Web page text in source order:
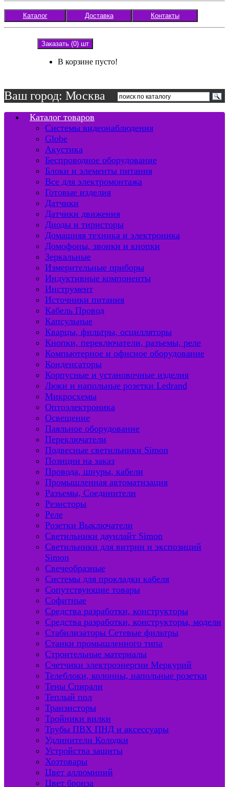
Каталог Доставка Контакты
Заказать (0) шт
В корзине пусто!
Ваш город: Москва
Каталог товаров
Системы видеонаблюдения
Globe
Акустика
Беспроводное оборудование
Блоки и элементы питания
Все для электромонтажа
Готовые изделия
Датчики
Датчики движения
Диоды и тиристоры
Домашняя техника и электроника
Домофоны, звонки и кнопки
Зеркальные
Измерительные приборы
Индуктивные компоненты
Инструмент
Источники питания
Кабель Провод
Капсульные
Кварцы, фильтры, осцилляторы
Кнопки, переключатели, разъемы, реле
Компьютерное и офисное оборудование
Конденсаторы
Корпусные и установочные изделия
Люки и напольные розетки Ledrand
Микросхемы
Оптоэлектроника
Освещение
Паяльное оборудование
Переключатели
Подвесные светильники Simon
Позиции на заказ
Провода, шнуры, кабели
Промышленная автоматизация
Разъемы, Соединители
Резисторы
Реле
Розетки Выключатели
Светильники даунлайт Simon
Светильники для витрин и экспозиций
Simon
Свечеобразные
Системы для прокладки кабеля
Сопутствующие товары
Софитные
Средства разработки, конструкторы
Средства разработки, конструкторы, модели
Стабилизаторы Сетевые фильтры
Станки промышленного типа
Строительные материалы
Счетчики электроэнергии Меркурий
Телеблоки, колонны, напольные розетки
Тены Спирали
Теплый пол
Транзисторы
Тройники вилки
Трубы ПВХ ПНД и аксессуары
Удлинители Колодки
Устройства защиты
Хозтовары
Цвет аллюминий
Цвет бронза